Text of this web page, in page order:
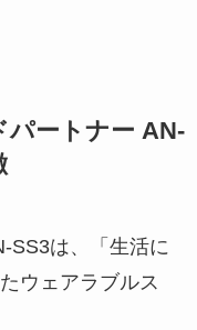
パートナー AN-
SS3は、「生活に
ウェアラブルス